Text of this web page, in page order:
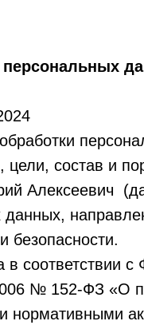
персональных
цели, состав и
Алексеевич
безопасности.
в соответствии
№ 152-ФЗ «О
нормативными